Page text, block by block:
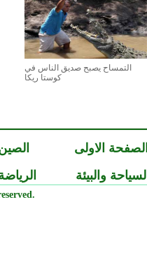
التمساح يصبح صديق الناس في
كوستا ريكا
الصفحة الاولى
السياحة والبيئة